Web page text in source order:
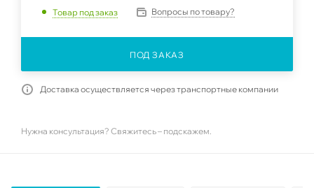
Товар под заказ Вопросы по товару?
ПОД ЗАКАЗ
Доставка осуществляется через транспортные компании
Нужна консультация? Свяжитесь – подскажем.